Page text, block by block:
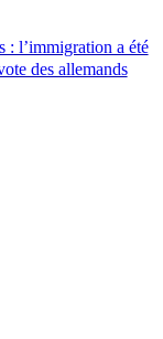
: l’immigration a été
des allemands